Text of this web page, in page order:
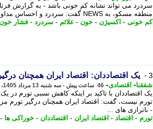
سردرد می تواند نشانه کم خونی باشد - به گزارش
منطقه مسکو، به NEWS گفت: سردرد و احساس مداوم مه در سر ممکن است نشان دهنده ...
کم خونی - اکسیژن - خون - علائم - سردرد - فشار خون
3 - یک اقتصاددان: اقتصاد ایران همچنان
شفقنا- اقتصادی- 46 ساعت پیش - سه شنبه 13 مرداد 1405، 12:02
یک اقتصاددان با تاکید بر اینکه کاهش نسبی تورم در
تورم نیست، گفت: اقتصاد ایران همچنان درگیر تورم
- ناترازی های ...
تورم - اقتصاد - اقتصاد ایران - اقتصاددان - خوراکی ها -